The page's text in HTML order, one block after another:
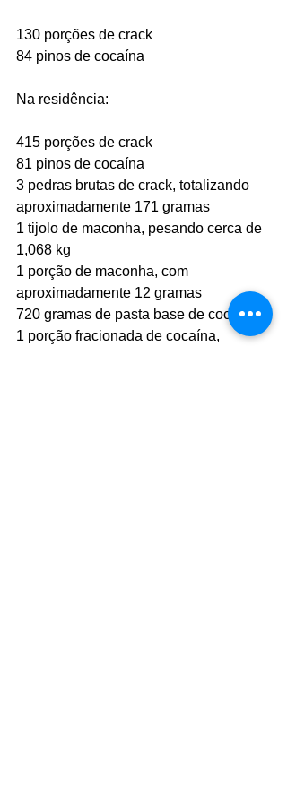
130 porções de crack
84 pinos de cocaína
Na residência:
415 porções de crack
81 pinos de cocaína
3 pedras brutas de crack, totalizando
aproximadamente 171 gramas
1 tijolo de maconha, pesando cerca de
1,068 kg
1 porção de maconha, com
aproximadamente 12 gramas
720 gramas de pasta base de cocaína
1 porção fracionada de cocaína,